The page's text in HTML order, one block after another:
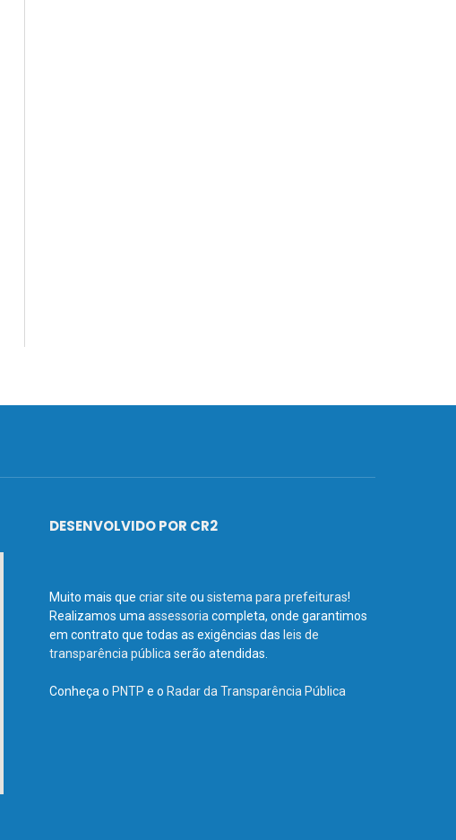
DESENVOLVIDO POR CR2
Muito mais que criar site ou sistema para prefeituras!
Realizamos uma assessoria completa, onde garantimos
em contrato que todas as exigências das leis de
transparência pública serão atendidas.
Conheça o PNTP e o Radar da Transparência Pública